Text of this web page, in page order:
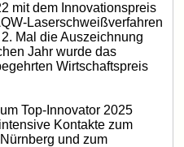
mit dem Innovationspreis
Laserschweißverfahren
Mal die Auszeichnung
Jahr wurde das
Wirtschaftspreis
Top-Innovator 2025
Kontakte zum
und zum